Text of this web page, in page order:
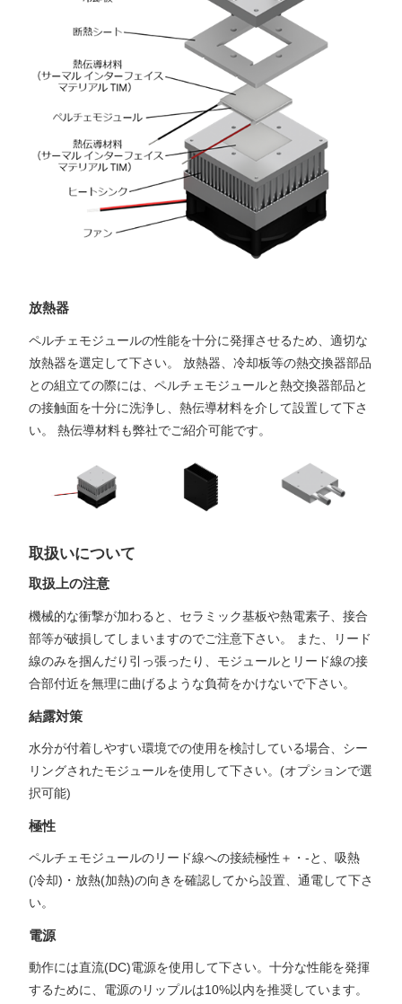
放熱器
ペルチェモジュールの性能を十分に発揮させるため、適切な
放熱器を選定して下さい。 放熱器、冷却板等の熱交換器部品
との組立ての際には、ペルチェモジュールと熱交換器部品と
の接触面を十分に洗浄し、熱伝導材料を介して設置して下さ
い。 熱伝導材料も弊社でご紹介可能です。
取扱いについて
取扱上の注意
機械的な衝撃が加わると、セラミック基板や熱電素子、接合
部等が破損してしまいますのでご注意下さい。 また、リード
線のみを掴んだり引っ張ったり、モジュールとリード線の接
合部付近を無理に曲げるような負荷をかけないで下さい。
結露対策
水分が付着しやすい環境での使用を検討している場合、シー
リングされたモジュールを使用して下さい。(オプションで選
択可能)
極性
ペルチェモジュールのリード線への接続極性＋・-と、吸熱
(冷却)・放熱(加熱)の向きを確認してから設置、通電して下さ
い。
電源
動作には直流(DC)電源を使用して下さい。十分な性能を発揮
するために、電源のリップルは10%以内を推奨しています。